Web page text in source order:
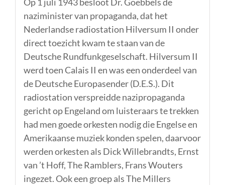
naziminister van propaganda, dat het
Nederlandse radiostation Hilversum II onder
direct toezicht kwam te staan van de
Deutsche Rundfunkgeselschaft. Hilversum II
werd toen Calais II en was een onderdeel van
de Deutsche Europasender (D.E.S.). Dit
radiostation verspreidde nazipropaganda
gericht op Engeland om luisteraars te trekken
had men goede orkesten nodig die Engelse en
Amerikaanse muziek konden spelen, daarvoor
werden orkesten als Dick Willebrandts, Ernst
van ’t Hoff, The Ramblers, Frans Wouters
ingezet. Ook een groep als The Millers